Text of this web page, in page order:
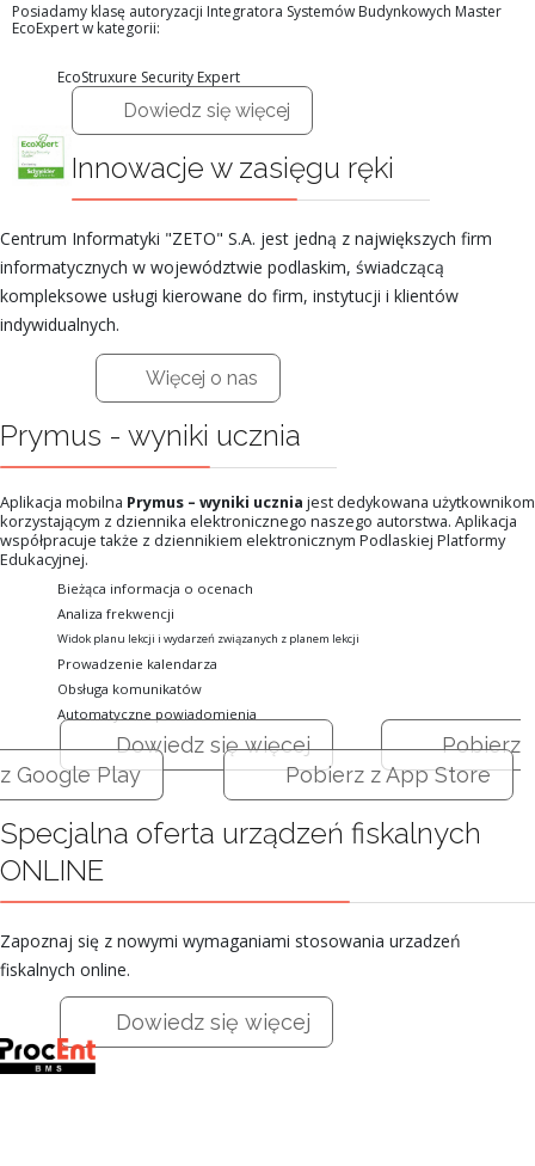
Posiadamy klasę autoryzacji Integratora Systemów Budynkowych Master
EcoExpert w kategorii:
EcoStruxure Security Expert
Dowiedz się więcej
Innowacje w zasięgu ręki
Centrum Informatyki "ZETO" S.A. jest jedną z największych firm
informatycznych w województwie podlaskim, świadczącą
kompleksowe usługi kierowane do firm, instytucji i klientów
indywidualnych.
Więcej o nas
Prymus - wyniki ucznia
Aplikacja mobilna Prymus – wyniki ucznia jest dedykowana użytkownikom
korzystającym z dziennika elektronicznego naszego autorstwa. Aplikacja
współpracuje także z dziennikiem elektronicznym Podlaskiej Platformy
Edukacyjnej.
Bieżąca informacja o ocenach
Analiza frekwencji
Widok planu lekcji i wydarzeń związanych z planem lekcji
Prowadzenie kalendarza
Obsługa komunikatów
Automatyczne powiadomienia
Dowiedz się więcej
Pobierz
z Google Play
Pobierz z App Store
Specjalna oferta urządzeń fiskalnych
ONLINE
Zapoznaj się z nowymi wymaganiami stosowania urzadzeń
fiskalnych online.
Dowiedz się więcej